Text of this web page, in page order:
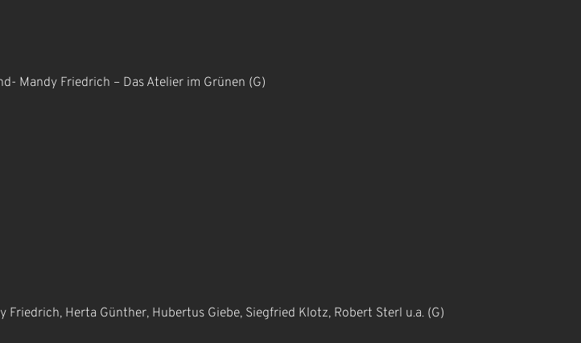
Mandy Friedrich – Das Atelier im Grünen (G)
Friedrich, Herta Günther, Hubertus Giebe, Siegfried Klotz, Robert Sterl u.a. (G)